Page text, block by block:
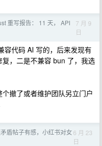
重写报告： 11 天， API
7 月 9
日
容代码 AI 写的，后来发现有
，二是不兼容 bun 了，我选
撤了或者维护团队另立门户
盾帖子有感，小红书对女6 月 23
日